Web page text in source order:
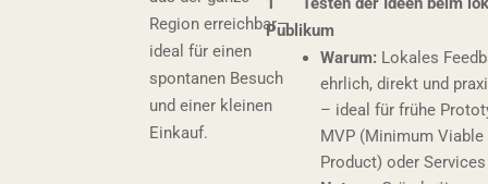
Region erreichbar—
ideal für einen
spontanen Besuch
und einer kleinen
Einkauf.
Publikum
Warum:Lokales
ehrlich, direkt und
– ideal für frühe
MVP (Minimum Viable
Product) oder Services